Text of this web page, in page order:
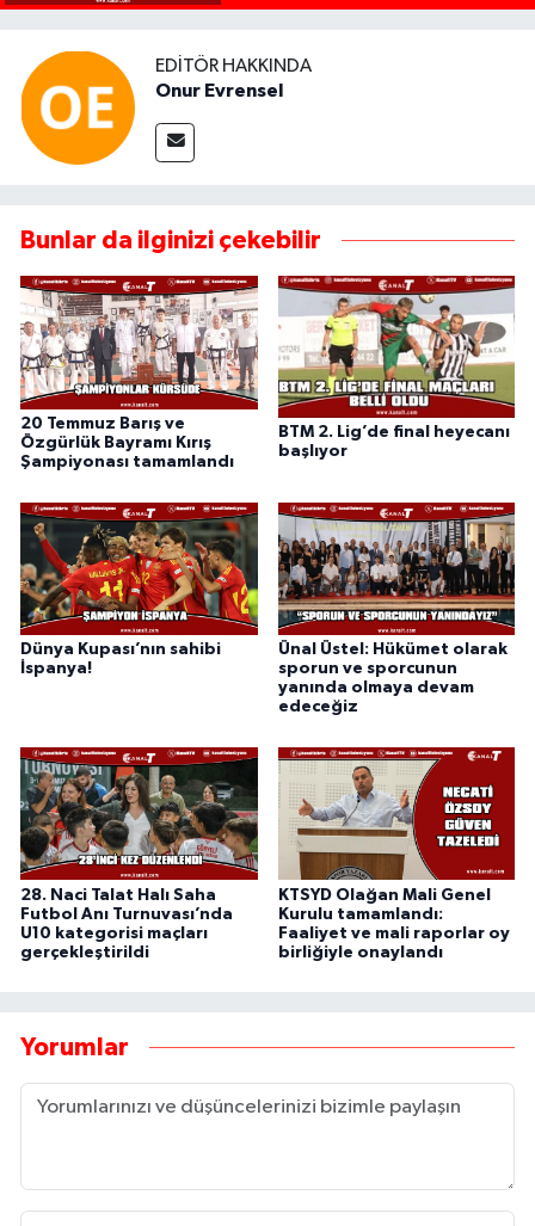
EDITÖR HAKKINDA
Onur Evrensel
Bunlar da ilginizi çekebilir
20 Temmuz Barış ve
Özgürlük Bayramı Kırış
Şampiyonası tamamlandı
BTM 2. Lig’de final heyecanı
başlıyor
Dünya Kupası’nın sahibi
İspanya!
Ünal Üstel: Hükümet olarak
sporun ve sporcunun
yanında olmaya devam
edeceğiz
28. Naci Talat Halı Saha
Futbol Anı Turnuvası’nda
U10 kategorisi maçları
gerçekleştirildi
KTSYD Olağan Mali Genel
Kurulu tamamlandı:
Faaliyet ve mali raporlar oy
birliğiyle onaylandı
Yorumlar